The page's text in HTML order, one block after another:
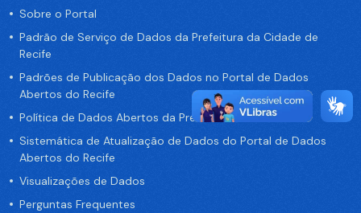
Sobre o Portal
Padrão de Serviço de Dados da Prefeitura da Cidade de
Recife
Padrões de Publicação dos Dados no Portal de Dados
Abertos do Recife
Política de Dados Abertos da Prefeitura do Recife
Sistemática de Atualização de Dados do Portal de Dados
Abertos do Recife
Visualizações de Dados
Perguntas Frequentes